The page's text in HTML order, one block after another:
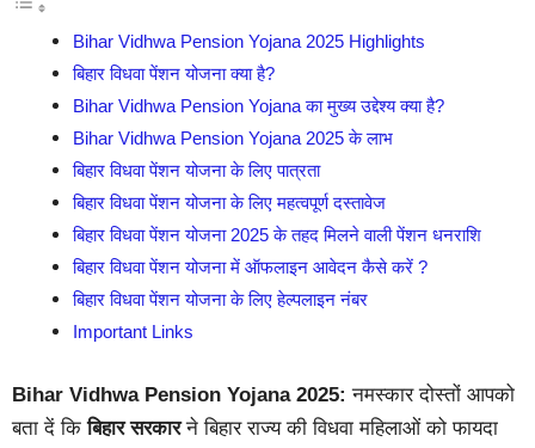
Bihar Vidhwa Pension Yojana 2025 Highlights
बिहार विधवा पेंशन योजना क्या है?
Bihar Vidhwa Pension Yojana का मुख्य उद्देश्य क्या है?
Bihar Vidhwa Pension Yojana 2025 के लाभ
बिहार विधवा पेंशन योजना के लिए पात्रता
बिहार विधवा पेंशन योजना के लिए महत्वपूर्ण दस्तावेज
बिहार विधवा पेंशन योजना 2025 के तहद मिलने वाली पेंशन धनराशि
बिहार विधवा पेंशन योजना में ऑफलाइन आवेदन कैसे करें ?
बिहार विधवा पेंशन योजना के लिए हेल्पलाइन नंबर
Important Links
Bihar Vidhwa Pension Yojana 2025: नमस्कार दोस्तों आपको
बता दें किबिहार सरकारने बिहार राज्य की विधवा महिलाओं को फायदा